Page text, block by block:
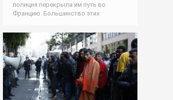
полиция перекрыла им путь во
Францию. Большинство этих